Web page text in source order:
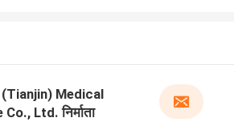
Medical
Ltd. निर्माता